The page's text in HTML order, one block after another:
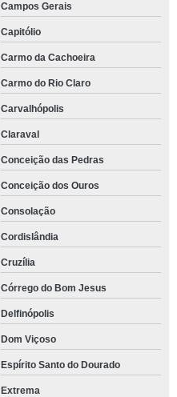
Campos Gerais
Capitólio
Carmo da Cachoeira
Carmo do Rio Claro
Carvalhópolis
Claraval
Conceição das Pedras
Conceição dos Ouros
Consolação
Cordislândia
Cruzília
Córrego do Bom Jesus
Delfinópolis
Dom Viçoso
Espírito Santo do Dourado
Extrema